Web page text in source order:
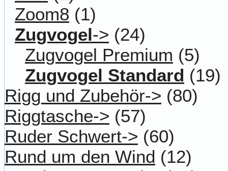
Zoom8 (1)
Zugvogel-> (24)
Zugvogel Premium (5)
Zugvogel Standard (19)
Rigg und Zubehör-> (80)
Riggtasche-> (57)
Ruder Schwert-> (60)
Rund um den Wind (12)